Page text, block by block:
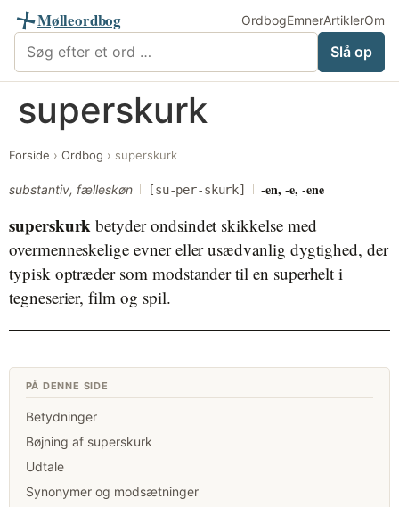
Mølleordbog OrdbogEmnerArtiklerOm
Søg i Mølleordbog
Slå op
superskurk
Forside › Ordbog › superskurk
substantiv, fælleskøn [su-per-skurk] -en, -e, -ene
superskurk betyder ondsindet skikkelse med
overmenneskelige evner eller usædvanlig dygtighed, der
typisk optræder som modstander til en superhelt i
tegneserier, film og spil.
PÅ DENNE SIDE
Betydninger
Bøjning af superskurk
Udtale
Synonymer og modsætninger